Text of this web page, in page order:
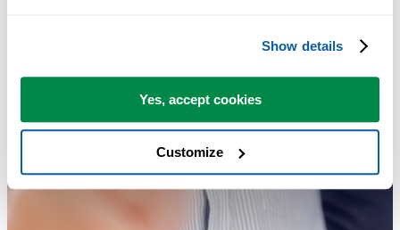
Show details
Yes, accept cookies
Customize